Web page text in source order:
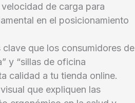
de carga para
en el posicionamiento
que los consumidores de
y “sillas de oficina
calidad a tu tienda online.
que expliquen las